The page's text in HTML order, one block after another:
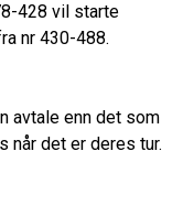
428 vil starte
nr 430-488.
avtale enn det som
når det er deres tur.